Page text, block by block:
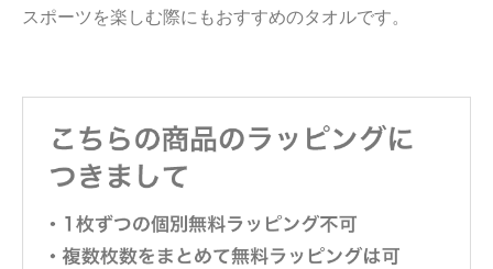
スポーツを楽しむ際にもおすすめのタオルです。